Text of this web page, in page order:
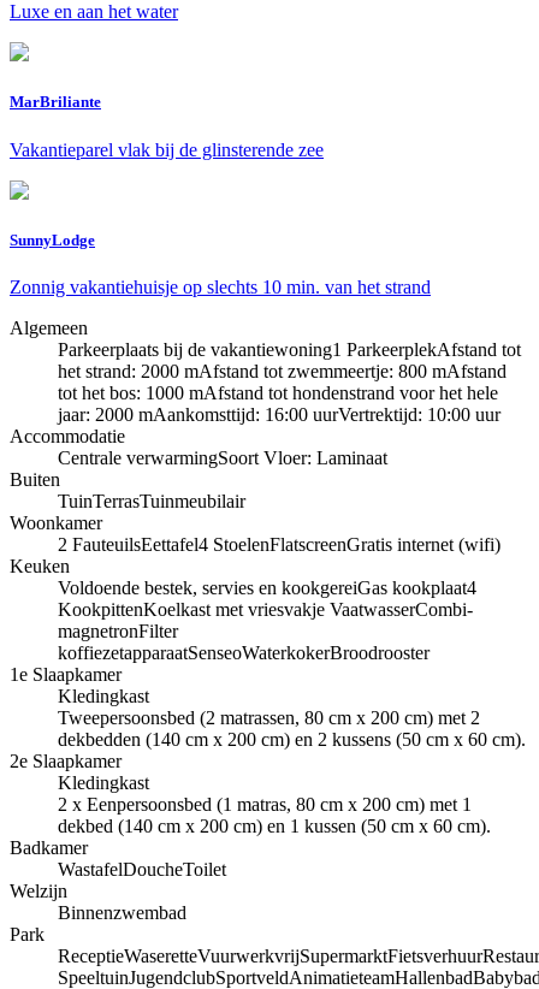
Luxe en aan het water
MarBriliante
Vakantieparel vlak bij de glinsterende zee
SunnyLodge
Zonnig vakantiehuisje op slechts 10 min. van het strand
Algemeen
Parkeerplaats bij de vakantiewoning1 ParkeerplekAfstand tot
het strand: 2000 mAfstand tot zwemmeertje: 800 mAfstand
tot het bos: 1000 mAfstand tot hondenstrand voor het hele
jaar: 2000 mAankomsttijd: 16:00 uurVertrektijd: 10:00 uur
Accommodatie
Centrale verwarmingSoort Vloer: Laminaat
Buiten
TuinTerrasTuinmeubilair
Woonkamer
2 FauteuilsEettafel4 StoelenFlatscreenGratis internet (wifi)
Keuken
Voldoende bestek, servies en kookgereiGas kookplaat4
KookpittenKoelkast met vriesvakje VaatwasserCombi-
magnetronFilter
koffiezetapparaatSenseoWaterkokerBroodrooster
1e Slaapkamer
Kledingkast
Tweepersoonsbed (2 matrassen, 80 cm x 200 cm) met 2
dekbedden (140 cm x 200 cm) en 2 kussens (50 cm x 60 cm).
2e Slaapkamer
Kledingkast
2 x Eenpersoonsbed (1 matras, 80 cm x 200 cm) met 1
dekbed (140 cm x 200 cm) en 1 kussen (50 cm x 60 cm).
Badkamer
WastafelDoucheToilet
Welzijn
Binnenzwembad
Park
ReceptieWaseretteVuurwerkvrijSupermarktFietsverhuur
SpeeltuinJugendclubSportveldAnimatieteamHallenbad